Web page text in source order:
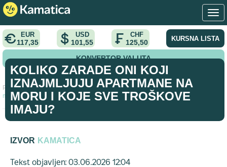
EUR
117,35
USD
101,55
CHF
125,50 KURSNA LISTA
KONVERTOR VALUTA
Početna > vest >
Koliko zarade oni koji iznajmljuju apartmane na
moru i koje sve troškove imaju?
KOLIKO ZARADE ONI KOJI
IZNAJMLJUJU APARTMANE NA
MORU I KOJE SVE TROŠKOVE
IMAJU?
IZVOR KAMATICA
Tekst objavljen: 03.06.2026 12:04